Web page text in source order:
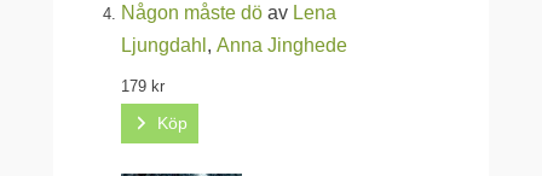
Någon måste dö av Lena
Ljungdahl , Anna Jinghede
179 kr
Köp